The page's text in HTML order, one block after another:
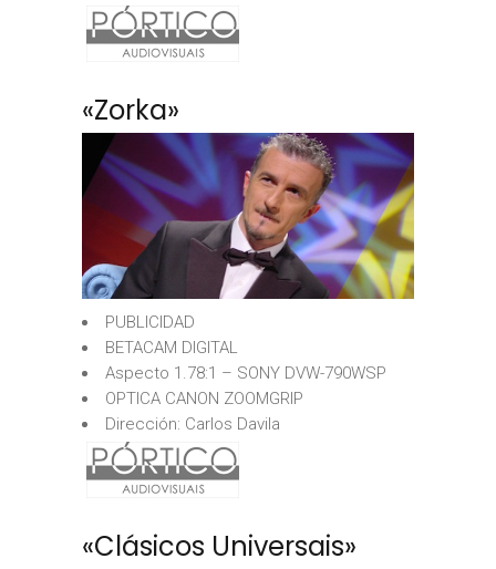
«Zorka»
PUBLICIDAD
BETACAM DIGITAL
Aspecto 1.78:1 – SONY DVW-790WSP
OPTICA CANON ZOOMGRIP
Dirección: Carlos Davila
«Clásicos Universais»